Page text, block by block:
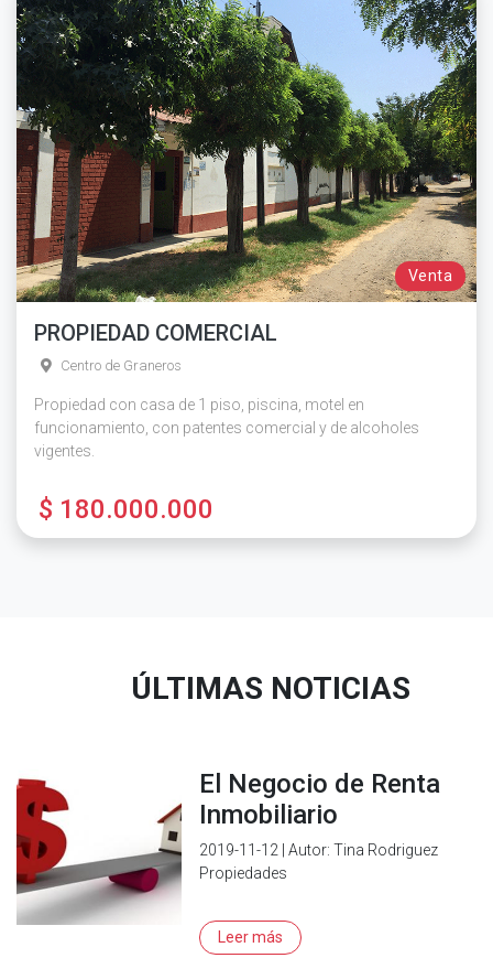
Venta
PROPIEDAD COMERCIAL
Centro de Graneros
Propiedad con casa de 1 piso, piscina, motel en
funcionamiento, con patentes comercial y de alcoholes
vigentes.
$ 180.000.000
ÚLTIMAS NOTICIAS
El Negocio de Renta
Inmobiliario
2019-11-12 | Autor: Tina Rodriguez
Propiedades
Leer más